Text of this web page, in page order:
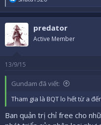
e
a
c
t
i
o
s
predator
Active Member
13/9/15
Gundam đã viết:
Tham gia là BQT lo hết từ a
Ban quản trị chỉ free cho